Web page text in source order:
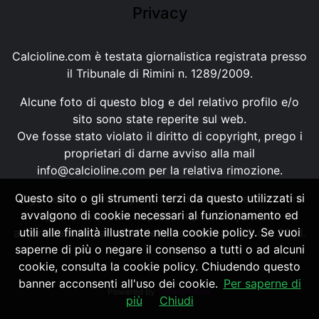
Privacy
Calcioline.com è testata giornalistica registrata presso
il Tribunale di Rimini n. 1289/2009.
Alcune foto di questo blog e del relativo profilo e/o
sito sono state reperite sul web.
Ove fosse stato violato il diritto di copyright, prego i
proprietari di darne avviso alla mail
info@calcioline.com per la relativa rimozione.
Ogni testo e foto di proprietà di Calcioline.com non
possono essere copiati o riprodotti, senza
autorizzazione, ai sensi della normativa n.29 del 2001.
Powered by SpheraHouse
Questo sito o gli strumenti terzi da questo utilizzati si
avvalgono di cookie necessari al funzionamento ed
utili alle finalità illustrate nella cookie policy. Se vuoi
saperne di più o negare il consenso a tutti o ad alcuni
cookie, consulta la cookie policy. Chiudendo questo
banner acconsenti all'uso dei cookie. Per saperne di
più
Chiudi